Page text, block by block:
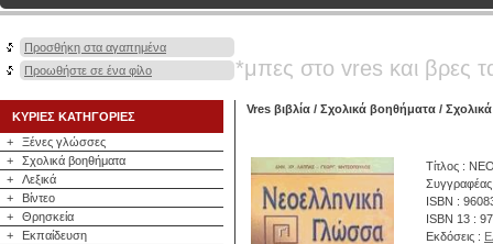
Προσθήκη στα αγαπημένα
Προωθήστε σε ένα φίλο
*μπες στο vres και βρες
ΚΥΡΙΕΣ ΚΑΤΗΓΟΡΙΕΣ
+
Ξένες γλώσσες
+
Σχολικά βοηθήματα
+
Λεξικά
+
Βίντεο
+
Θρησκεία
+
Εκπαίδευση
Vres βιβλία / Σχολικά βοηθήματα /
Τίτλος :
ISBN :
ISBN 13 :
Εκδόσεις :